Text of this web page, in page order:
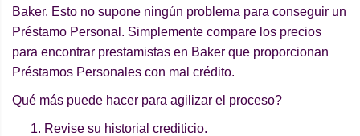
Baker. Esto no supone ningún problema para conseguir un
Préstamo Personal. Simplemente compare los precios
para encontrar prestamistas en Baker que proporcionan
Préstamos Personales con mal crédito.
Qué más puede hacer para agilizar el proceso?
Revise su historial crediticio.